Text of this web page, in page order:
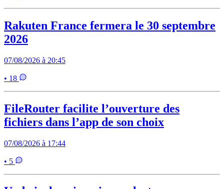
Rakuten France fermera le 30 septembre
2026
07/08/2026 à 20:45
• 18
FileRouter facilite l’ouverture des
fichiers dans l’app de son choix
07/08/2026 à 17:44
• 5